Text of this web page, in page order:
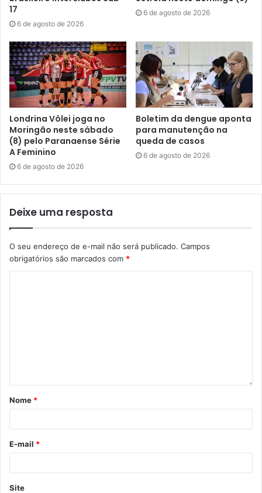
competências de inovação nas equipes das 10 prefeituras
novos conceitos e metodologias e realizar trocas de
experiências com gestores municipais que enfrentam
desafios semelhantes. Os servidores municipais também
foram estimulados a fazer conexões com gestores de
programas públicos federais, consultas a especialistas e
execução de ações concretas para resolver problemas
locais.
Gostei
Secretaria Municipal de Assistência Social
17
6 de agosto de 2026
6 de agosto de 2026
Londrina Vôlei joga no
Moringão neste sábado
(8) pelo Paranaense Série
A Feminino
6 de agosto de 2026
Boletim da dengue aponta
para manutenção na
queda de casos
6 de agosto de 2026
Deixe uma resposta
O seu endereço de e-mail não será publicado. Campos
obrigatórios são marcados com *
Nome *
E-mail *
Site